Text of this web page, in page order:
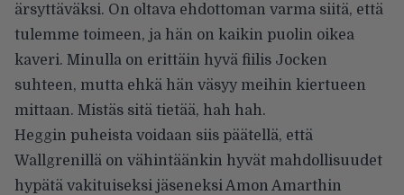
ärsyttäväksi. On oltava ehdottoman varma siitä, että
tulemme toimeen, ja hän on kaikin puolin oikea
kaveri. Minulla on erittäin hyvä fiilis Jocken
suhteen, mutta ehkä hän väsyy meihin kiertueen
mittaan. Mistäs sitä tietää, hah hah.
Heggin puheista voidaan siis päätellä, että
Wallgrenillä on vähintäänkin hyvät mahdollisuudet
hypätä vakituiseksi jäseneksi Amon Amarthin